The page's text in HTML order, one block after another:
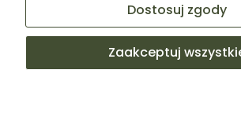
Sklep internetowy Shoper Premium
Dostosuj zgody
Zaakceptuj